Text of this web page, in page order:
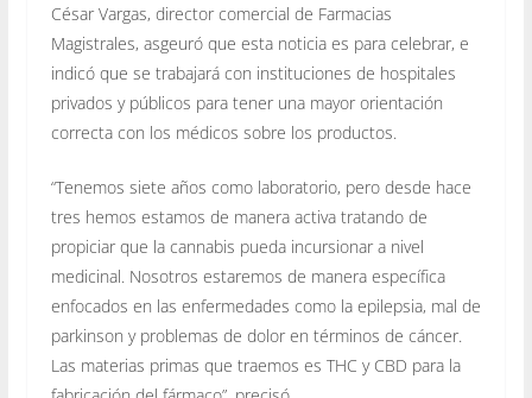
César Vargas, director comercial de Farmacias
Magistrales, asgeuró que esta noticia es para celebrar, e
indicó que se trabajará con instituciones de hospitales
privados y públicos para tener una mayor orientación
correcta con los médicos sobre los productos.
“Tenemos siete años como laboratorio, pero desde hace
tres hemos estamos de manera activa tratando de
propiciar que la cannabis pueda incursionar a nivel
medicinal. Nosotros estaremos de manera específica
enfocados en las enfermedades como la epilepsia, mal de
parkinson y problemas de dolor en términos de cáncer.
Las materias primas que traemos es THC y CBD para la